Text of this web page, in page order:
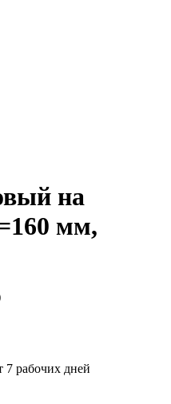
на
мм,
7 рабочих дней